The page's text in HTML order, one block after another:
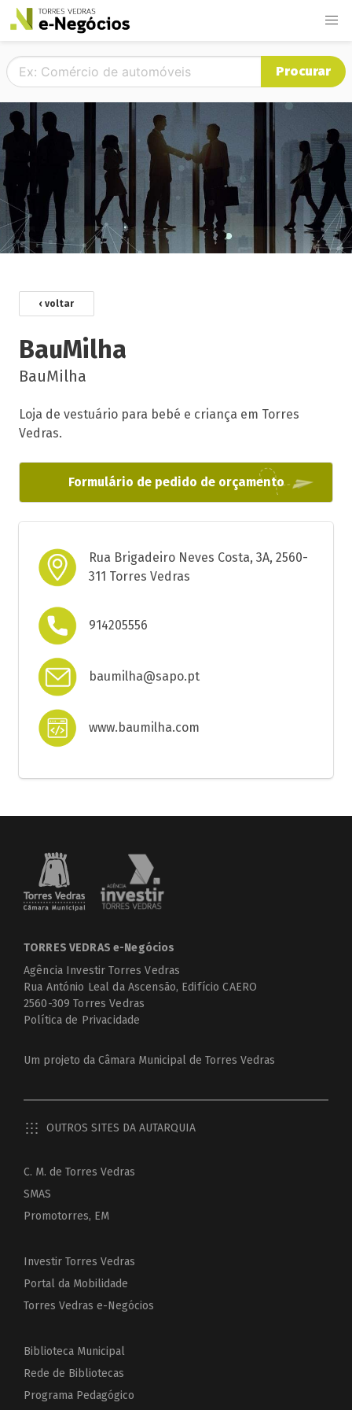
Procurar
‹ voltar
BauMilha
BauMilha
Loja de vestuário para bebé e criança em Torres
Vedras.
Formulário de pedido de orçamento
Rua Brigadeiro Neves Costa, 3A, 2560-
311 Torres Vedras
914205556
baumilha@sapo.pt
www.baumilha.com
TORRES VEDRAS e-Negócios
Agência Investir Torres Vedras
Rua António Leal da Ascensão, Edifício CAERO
2560-309 Torres Vedras
Política de Privacidade
Um projeto da Câmara Municipal de Torres Vedras
OUTROS SITES DA AUTARQUIA
C. M. de Torres Vedras
SMAS
Promotorres, EM
Investir Torres Vedras
Portal da Mobilidade
Torres Vedras e-Negócios
Biblioteca Municipal
Rede de Bibliotecas
Programa Pedagógico